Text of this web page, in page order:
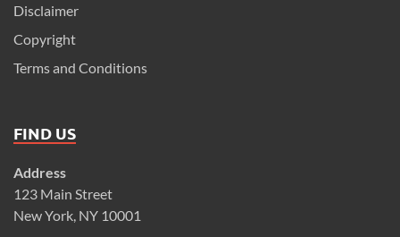
Disclaimer
Copyright
Terms and Conditions
FIND US
Address
123 Main Street
New York, NY 10001